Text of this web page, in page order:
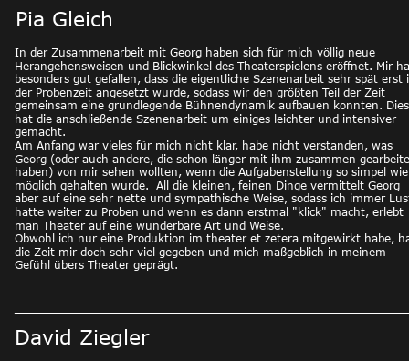
In der Zusammenarbeit mit Georg haben sich für mich völlig neue
Herangehensweisen und Blickwinkel des Theaterspielens eröffnet. Mir
besonders gut gefallen, dass die eigentliche Szenenarbeit sehr spät
der Probenzeit angesetzt wurde, sodass wir den größten Teil der Zeit
gemeinsam eine grundlegende Bühnendynamik aufbauen konnten.
hat die anschließende Szenenarbeit um einiges leichter und intensiver
gemacht.
Am Anfang war vieles für mich nicht klar, habe nicht verstanden, was
Georg (oder auch andere, die schon länger mit ihm zusammen
haben) von mir sehen wollten, wenn die Aufgabenstellung so simpel
möglich gehalten wurde.  All die kleinen, feinen Dinge vermittelt Georg
aber auf eine sehr nette und sympathische Weise, sodass ich immer
hatte weiter zu Proben und wenn es dann erstmal "klick" macht, erlebt
man Theater auf eine wunderbare Art und Weise.
Obwohl ich nur eine Produktion im theater et zetera mitgewirkt habe,
die Zeit mir doch sehr viel gegeben und mich maßgeblich in meinem
Gefühl übers Theater geprägt.
Pia Gleich
David Ziegler